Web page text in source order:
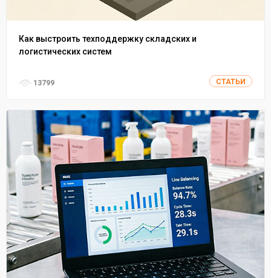
Как выстроить техподдержку складских и
логистических систем
13799 СТАТЬИ